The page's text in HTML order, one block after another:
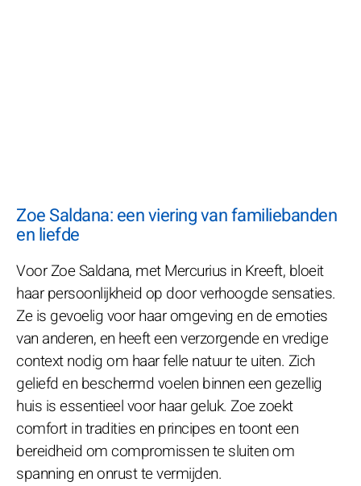
Zoe Saldana: een viering van familiebanden
en liefde
Voor Zoe Saldana, met Mercurius in Kreeft, bloeit
haar persoonlijkheid op door verhoogde sensaties.
Ze is gevoelig voor haar omgeving en de emoties
van anderen, en heeft een verzorgende en vredige
context nodig om haar felle natuur te uiten. Zich
geliefd en beschermd voelen binnen een gezellig
huis is essentieel voor haar geluk. Zoe zoekt
comfort in tradities en principes en toont een
bereidheid om compromissen te sluiten om
spanning en onrust te vermijden.